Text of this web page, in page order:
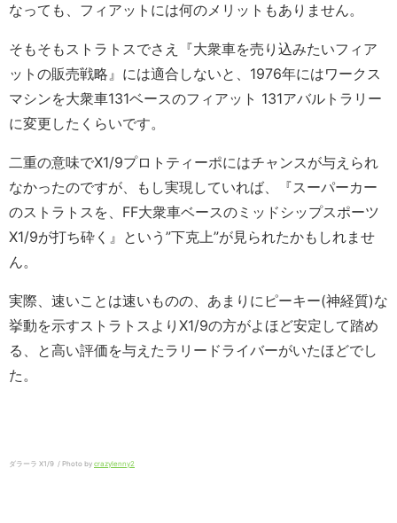
なっても、フィアットには何のメリットもありません。
そもそもストラトスでさえ『大衆車を売り込みたいフィア
ットの販売戦略』には適合しないと、1976年にはワークス
マシンを大衆車131ベースのフィアット 131アバルトラリー
に変更したくらいです。
二重の意味でX1/9プロトティーポにはチャンスが与えられ
なかったのですが、もし実現していれば、『スーパーカー
のストラトスを、FF大衆車ベースのミッドシップスポーツ
X1/9が打ち砕く』という”下克上”が見られたかもしれませ
ん。
実際、速いことは速いものの、あまりにピーキー(神経質)な
挙動を示すストラトスよりX1/9の方がよほど安定して踏め
る、と高い評価を与えたラリードライバーがいたほどでし
た。
ダラーラ X1/9 / Photo by crazylenny2